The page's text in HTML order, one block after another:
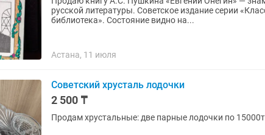
русской литературы. Советское издание серии «Классики и современники. Поэтическая
библиотека». Состояние видно на...
Астана, 11 июля
Советский хрусталь лодочки
2 500 ₸